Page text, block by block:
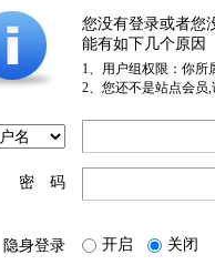
您没有登录或者您
能有如下几个原因
1、用户组权限：你所
2、您还不是站点会员
密 码
隐身登录 开启 关闭